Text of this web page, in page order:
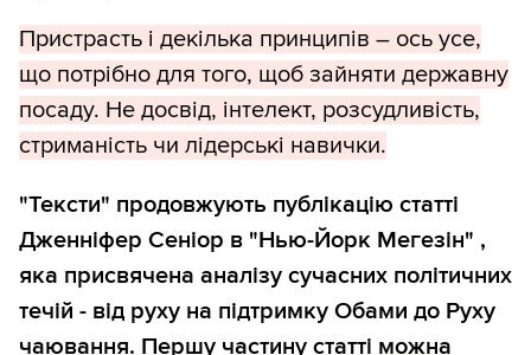
Пристрасть і декілька принципів – ось усе,
що потрібно для того, щоб зайняти державну
посаду. Не досвід, інтелект, розсудливість,
стриманість чи лідерські навички.
"Тексти" продовжують публікацію статті
Дженніфер Сеніор в "Нью-Йорк Мегезін" ,
яка присвячена аналізу сучасних політичних
течій - від руху на підтримку Обами до Руху
чаювання. Першу частину статті можна